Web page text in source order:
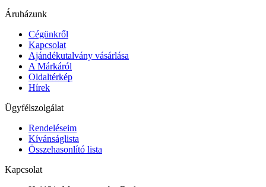
Áruházunk
Cégünkről
Kapcsolat
Ajándékutalvány vásárlása
A Márkáról
Oldaltérkép
Hírek
Ügyfélszolgálat
Rendeléseim
Kívánságlista
Összehasonlító lista
Kapcsolat